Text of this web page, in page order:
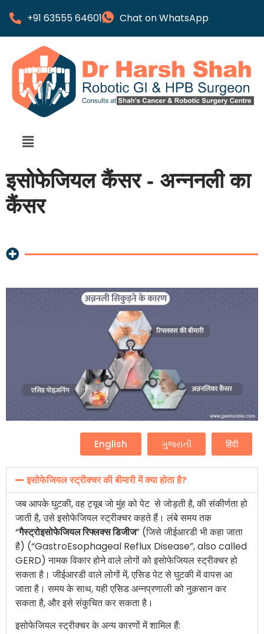
+91 63555 64601 Chat on WhatsApp
इसोफेजियल कैंसर - अन्ननली का
कैंसर
English ગુજરાતી हिंदी
इसोफेजियल स्ट्रीक्चर की बीमारी में क्या होता है?
जब आपके घुटकी, वह ट्यूब जो मुंह को पेट से जोड़ती है, की संकीर्णता हो
जाती है, उसे इसोफेजियल स्ट्रीक्चर कहते हैं। लंबे समय तक
“गैस्ट्रोइसोफेजियल रिफ्लक्स डिजीज” (जिसे जीईआरडी भी कहा जाता
है) (“GastroEsophageal Reflux Disease”, also called
GERD) नामक विकार होने वाले लोगों को इसोफेजियल स्ट्रीक्चर हो
सकता है। जीईआरडी वाले लोगों में, एसिड पेट से घुटकी में वापस आ
जाता है। समय के साथ, यही एसिड अन्नप्रणाली को नुक़सान कर
सकता है, और इसे संकुचित कर सकता है।
इसोफेजियल स्ट्रीक्चर के अन्य कारणों में शामिल हैं: